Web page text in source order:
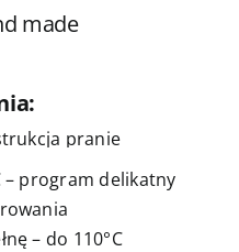
made
– program delikatny
– do 110°C